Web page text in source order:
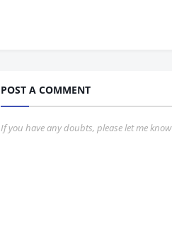
POST A COMMENT
If you have any doubts, please let me know